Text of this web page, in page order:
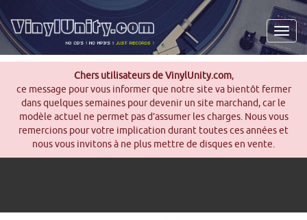
Chers utilisateurs de VinylUnity.com,
ce message pour vous informer que notre site va bientôt fermer
dans quelques semaines pour devenir un site marchand, car le
modèle actuel ne permet pas d’assumer les charges. Nous vous
remercions pour votre implication durant toutes ces années et
nous vous invitons à ne plus mettre de disques en vente.